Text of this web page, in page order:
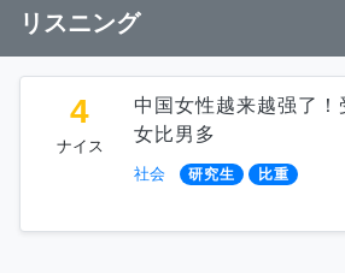
リスニング
4
ナイス
中国女性越来越强了！
女比男多
社会 研究生 比重